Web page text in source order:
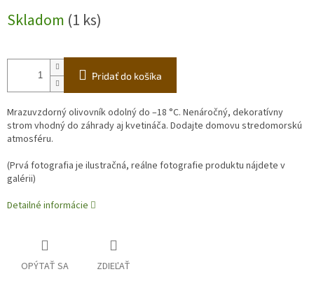
cena:
Skladom (1 ks)
Pridať do košíka
Mrazuvzdorný olivovník odolný do –18 °C. Nenáročný, dekoratívny
strom vhodný do záhrady aj kvetináča. Dodajte domovu stredomorskú
atmosféru.
(Prvá fotografia je ilustračná, reálne fotografie produktu nájdete v
galérii)
Detailné informácie
OPÝTAŤ SA ZDIEĽAŤ